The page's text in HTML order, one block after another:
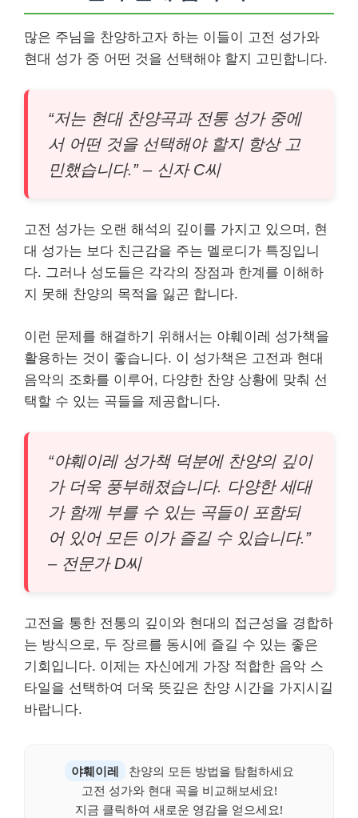
많은 주님을 찬양하고자 하는 이들이 고전 성가와
현대 성가 중 어떤 것을 선택해야 할지 고민합니다.
“저는 현대 찬양곡과 전통 성가 중에
서 어떤 것을 선택해야 할지 항상 고
민했습니다.” – 신자 C씨
고전 성가는 오랜 해석의 깊이를 가지고 있으며, 현
대 성가는 보다 친근감을 주는 멜로디가 특징입니
다. 그러나 성도들은 각각의 장점과 한계를 이해하
지 못해 찬양의 목적을 잃곤 합니다.
이런 문제를 해결하기 위해서는 야훼이레 성가책을
활용하는 것이 좋습니다. 이 성가책은 고전과 현대
음악의 조화를 이루어, 다양한 찬양 상황에 맞춰 선
택할 수 있는 곡들을 제공합니다.
“야훼이레 성가책 덕분에 찬양의 깊이
가 더욱 풍부해졌습니다. 다양한 세대
가 함께 부를 수 있는 곡들이 포함되
어 있어 모든 이가 즐길 수 있습니다.”
– 전문가 D씨
고전을 통한 전통의 깊이와 현대의 접근성을 경합하
는 방식으로, 두 장르를 동시에 즐길 수 있는 좋은
기회입니다. 이제는 자신에게 가장 적합한 음악 스
타일을 선택하여 더욱 뜻깊은 찬양 시간을 가지시길
바랍니다.
야훼이레
찬양의 모든 방법을 탐험하세요
고전 성가와 현대 곡을 비교해보세요!
지금 클릭하여 새로운 영감을 얻으세요!